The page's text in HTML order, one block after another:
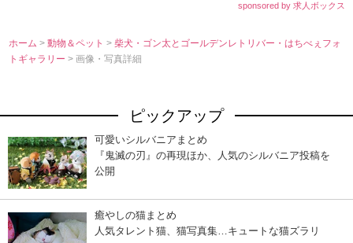
sponsored by 求人ボックス
ホーム >動物＆ペット>柴犬・ゴン太とゴールデンレトリバー・はちべぇフォ
トギャラリー> 画像・写真詳細
ピックアップ
可愛いシルバニアまとめ
『鬼滅の刃』の再現ほか、人気のシルバニア投稿を
公開
癒やしの猫まとめ
人気タレント猫、猫写真集…キュートな猫ズラリ